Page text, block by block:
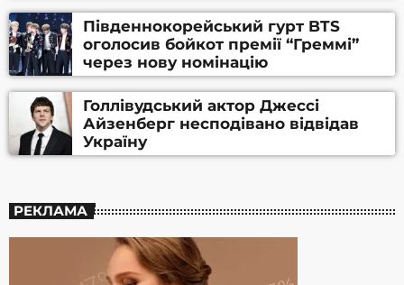
Південнокорейський гурт BTS
оголосив бойкот премії “Греммі”
через нову номінацію
Голлівудський актор Джессі
Айзенберг несподівано відвідав
Україну
РЕКЛАМА